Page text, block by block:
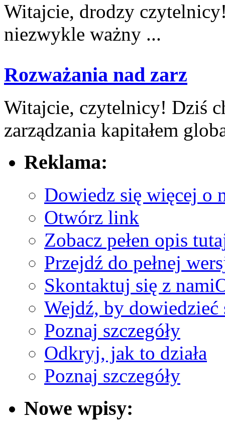
Witajcie, drodzy‍
niezwykle ‌ważny ...
Rozważania nad zarz
Witajcie, czytelnicy! Dziś
zarządzania kapitałem
Reklama:
Dowiedz się więcej o
Otwórz link
Zobacz pełen opis
Przejdź do pełnej
Skontaktuj się z nami
Wejdź, by dowiedzieć
Poznaj szczegóły
Odkryj, jak to działa
Poznaj szczegóły
Nowe wpisy: